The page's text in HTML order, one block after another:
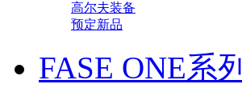
高尔夫装备
预定新品
FASE ONE系列